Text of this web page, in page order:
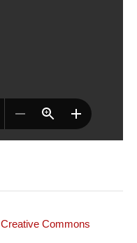
Creative Commons